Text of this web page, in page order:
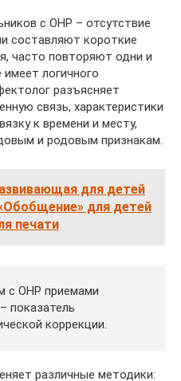
с ОНР – отсутствие
составляют короткие
часто повторяют одни и
логичного
разъясняет
связь, характеристики
к времени и месту,
и родовым признакам.
для детей
для детей
печати
с ОНР приемами
показатель
коррекции.
различные методики: